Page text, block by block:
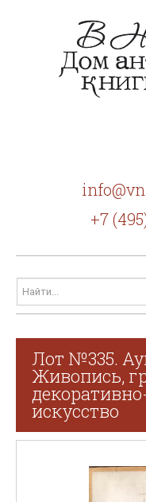
+7
Лот №335.
Живопись,
искусство